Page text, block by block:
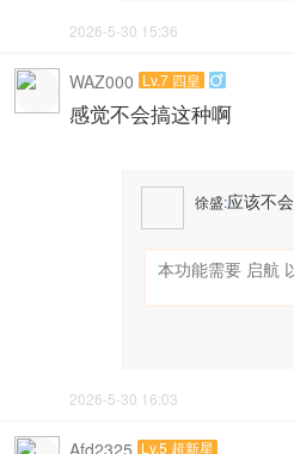
2026-5-30 15:36
WAZ000 Lv.7 四皇 
感觉不会搞这种啊
徐盛:应该不会
2026-5-30 16:03
Afd2325 Lv.5 超新星